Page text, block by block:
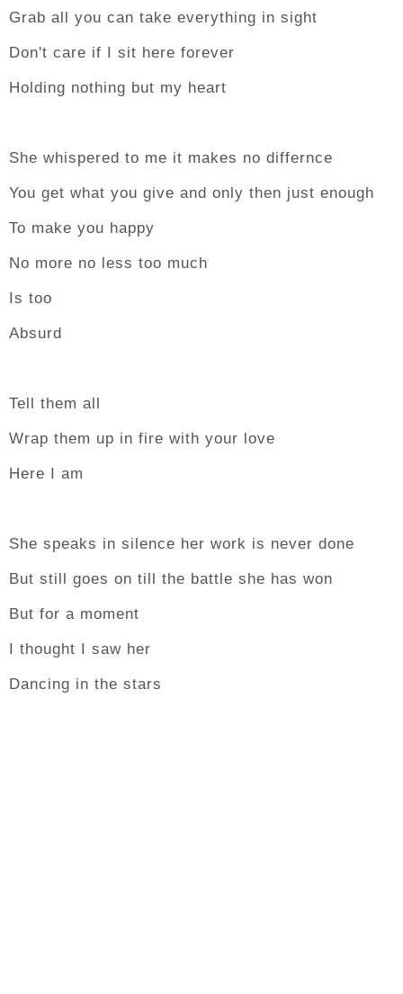
Grab all you can take everything in sight
Don't care if I sit here forever
Holding nothing but my heart
She whispered to me it makes no differnce
You get what you give and only then just enough
To make you happy
No more no less too much
Is too
Absurd
Tell them all
Wrap them up in fire with your love
Here I am
She speaks in silence her work is never done
But still goes on till the battle she has won
But for a moment
I thought I saw her
Dancing in the stars